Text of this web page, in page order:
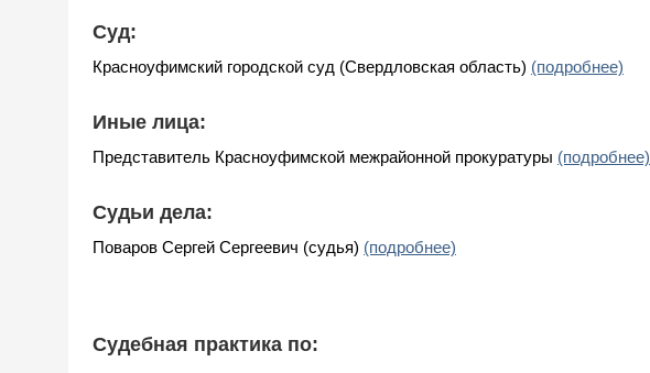
Суд:
Красноуфимский городской суд (Свердловская область) (подробнее)
Иные лица:
Представитель Красноуфимской межрайонной прокуратуры (подробнее)
Судьи дела:
Поваров Сергей Сергеевич (судья) (подробнее)
Судебная практика по: